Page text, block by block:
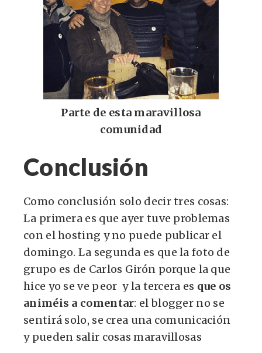
Parte de esta maravillosa
comunidad
Conclusión
Como conclusión solo decir tres cosas:
La primera es que ayer tuve problemas
con el hosting y no puede publicar el
domingo. La segunda es que la foto de
grupo es de Carlos Girón porque la que
hice yo se ve peor y la tercera es que os
animéis a comentar: el blogger no se
sentirá solo, se crea una comunicación
y pueden salir cosas maravillosas